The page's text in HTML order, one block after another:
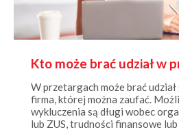
W przetargach może brać udział
firma, której można zaufać.
wykluczenia są długi wobec
lub ZUS, trudności finansowe
poważnego wykroczenia